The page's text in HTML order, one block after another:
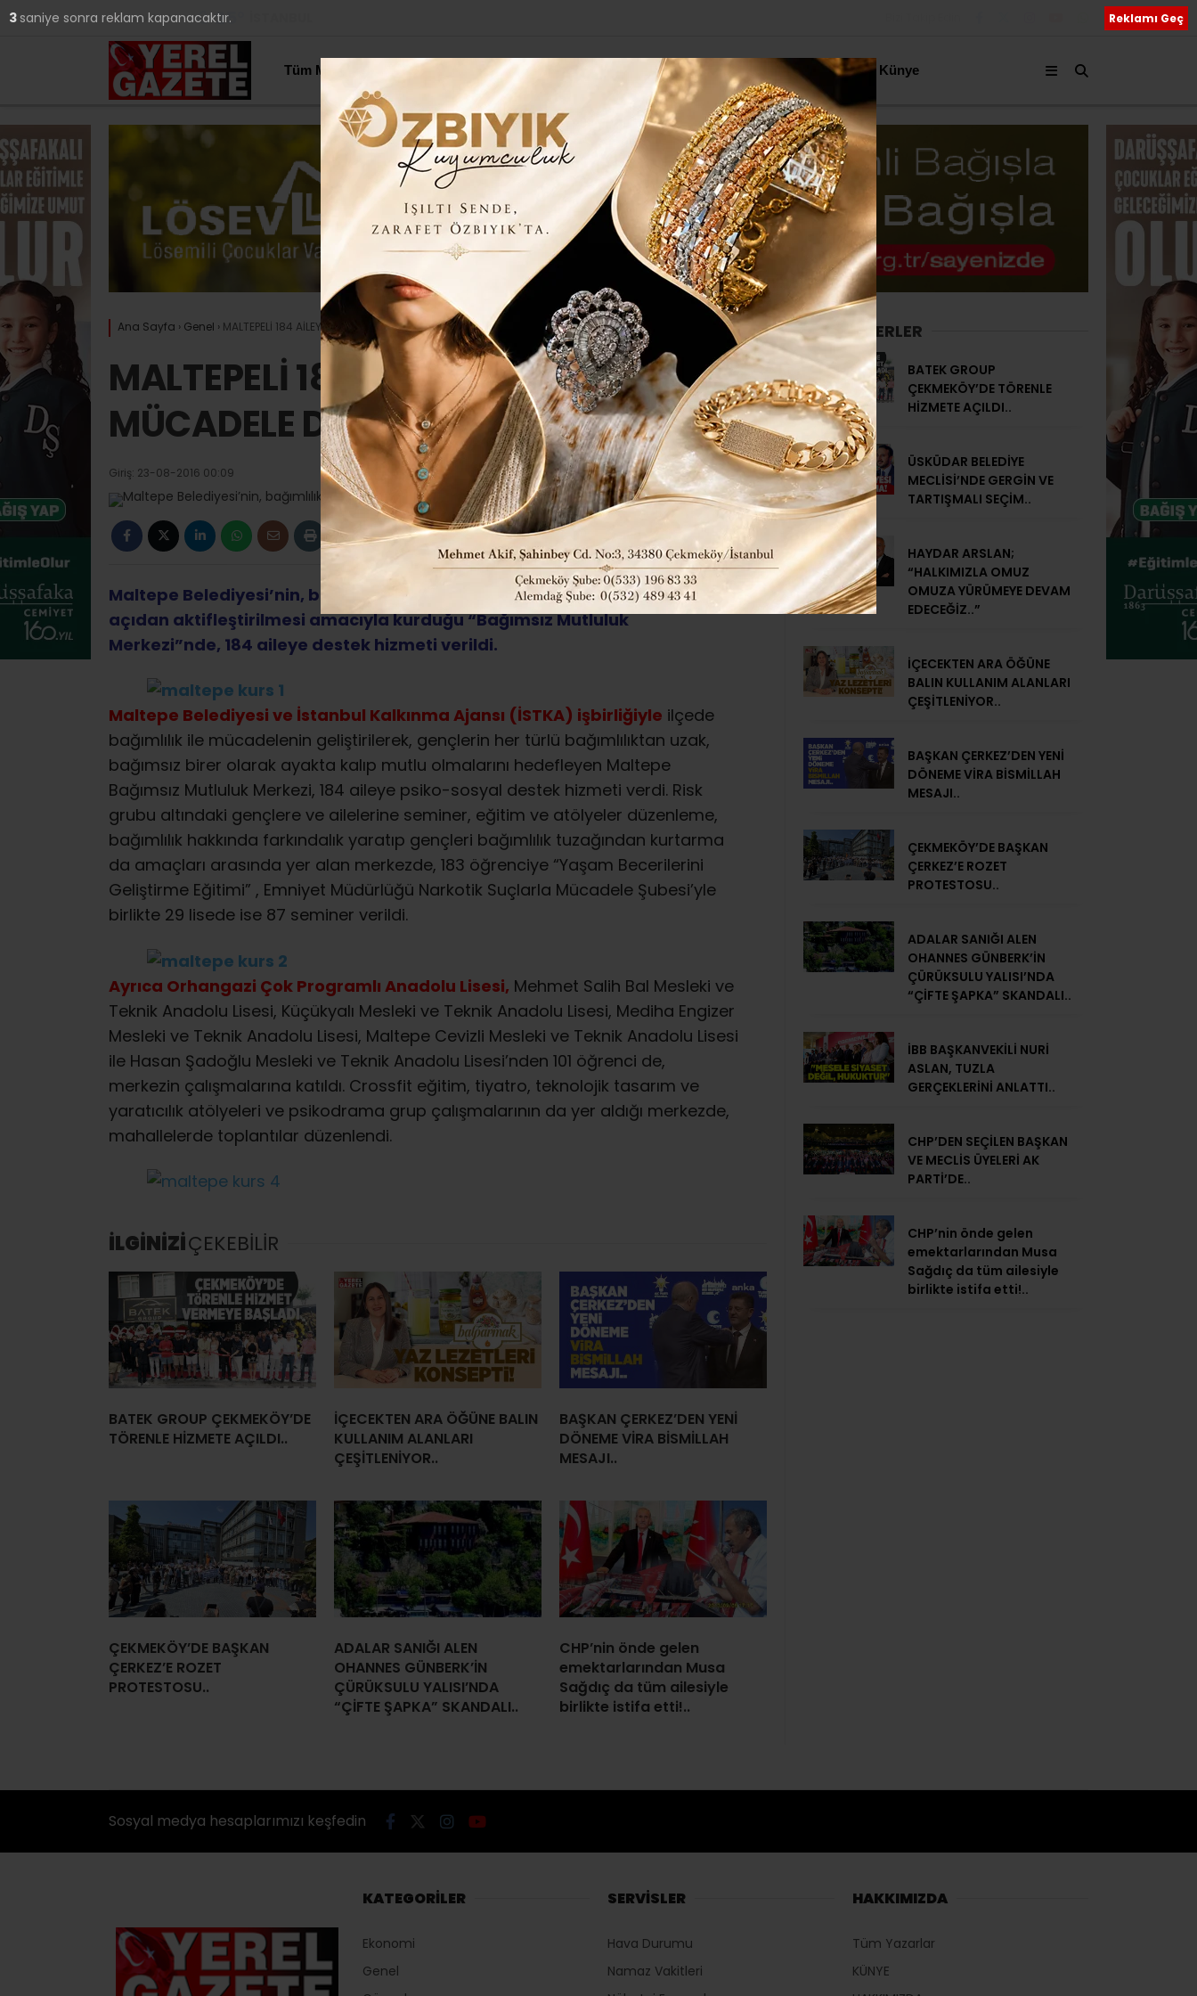
YAZARLAR 25
Tüm Manşetler Yerel Haberler Genel Siyaset Kültür Sanat Hakkımızda Künye
Ana Sayfa › Genel › MALTEPELİ 184 AİLEYE BAĞIMLILIKLA MÜCADELE DESTEĞİ
MALTEPELİ 184 AİLEYE BAĞIMLILIKLA
MÜCADELE DESTEĞİ
Giriş: 23-08-2016 00:09 311 Genel Güncel
Maltepe Belediyesi’nin, bağımlılıkla mücadele etmek ve gençlerin sosyal
açıdan aktifleştirilmesi amacıyla kurduğu “Bağımsız Mutluluk
Merkezi”nde, 184 aileye destek hizmeti verildi.
Maltepe Belediyesi ve İstanbul Kalkınma Ajansı (İSTKA) işbirliğiyle ilçede
bağımlılık ile mücadelenin geliştirilerek, gençlerin her türlü bağımlılıktan uzak,
bağımsız birer olarak ayakta kalıp mutlu olmalarını hedefleyen Maltepe
Bağımsız Mutluluk Merkezi, 184 aileye psiko-sosyal destek hizmeti verdi. Risk
grubu altındaki gençlere ve ailelerine seminer, eğitim ve atölyeler düzenleme,
bağımlılık hakkında farkındalık yaratıp gençleri bağımlılık tuzağından kurtarma
da amaçları arasında yer alan merkezde, 183 öğrenciye “Yaşam Becerilerini
Geliştirme Eğitimi” , Emniyet Müdürlüğü Narkotik Suçlarla Mücadele Şubesi’yle
birlikte 29 lisede ise 87 seminer verildi.
Ayrıca Orhangazi Çok Programlı Anadolu Lisesi, Mehmet Salih Bal Mesleki ve
Teknik Anadolu Lisesi, Küçükyalı Mesleki ve Teknik Anadolu Lisesi, Mediha Engizer
Mesleki ve Teknik Anadolu Lisesi, Maltepe Cevizli Mesleki ve Teknik Anadolu Lisesi
ile Hasan Şadoğlu Mesleki ve Teknik Anadolu Lisesi’nden 101 öğrenci de,
merkezin çalışmalarına katıldı. Crossfit eğitim, tiyatro, teknolojik tasarım ve
yaratıcılık atölyeleri ve psikodrama grup çalışmalarının da yer aldığı merkezde,
mahallelerde toplantılar düzenlendi.
İLGİNİZİÇEKEBİLİR
BATEK GROUP ÇEKMEKÖY’DE
TÖRENLE HİZMETE AÇILDI..
İÇECEKTEN ARA ÖĞÜNE BALIN
KULLANIM ALANLARI
ÇEŞİTLENİYOR..
BAŞKAN ÇERKEZ’DEN YENİ
DÖNEME VİRA BİSMİLLAH
MESAJI..
ÇEKMEKÖY’DE BAŞKAN
ÇERKEZ’E ROZET
PROTESTOSU..
ADALAR SANIĞI ALEN
OHANNES GÜNBERK’İN
ÇÜRÜKSULU YALISI’NDA
“ÇİFTE ŞAPKA” SKANDALI..
CHP’nin önde gelen
emektarlarından Musa
Sağdıç da tüm ailesiyle
birlikte istifa etti!..
SON HABERLER
BATEK GROUP
ÇEKMEKÖY’DE TÖRENLE
HİZMETE AÇILDI..
ÜSKÜDAR BELEDİYE
MECLİSİ’NDE GERGİN VE
TARTIŞMALI SEÇİM..
HAYDAR ARSLAN;
“HALKIMIZLA OMUZ
OMUZA YÜRÜMEYE DEVAM
EDECEĞİZ..”
İÇECEKTEN ARA ÖĞÜNE
BALIN KULLANIM ALANLARI
ÇEŞİTLENİYOR..
BAŞKAN ÇERKEZ’DEN YENİ
DÖNEME VİRA BİSMİLLAH
MESAJI..
ÇEKMEKÖY’DE BAŞKAN
ÇERKEZ’E ROZET
PROTESTOSU..
ADALAR SANIĞI ALEN
OHANNES GÜNBERK’İN
ÇÜRÜKSULU YALISI’NDA
“ÇİFTE ŞAPKA” SKANDALI..
İBB BAŞKANVEKİLİ NURİ
ASLAN, TUZLA
GERÇEKLERİNİ ANLATTI..
CHP’DEN SEÇİLEN BAŞKAN
VE MECLİS ÜYELERİ AK
PARTİ’DE..
CHP’nin önde gelen
emektarlarından Musa
Sağdıç da tüm ailesiyle
birlikte istifa etti!..
2 saniye sonra reklam kapanacaktır. Reklamı Geç
Sosyal medya hesaplarımızı keşfedin
KATEGORİLER
Ekonomi
Genel
SERVİSLER
Hava Durumu
Namaz Vakitleri
HAKKIMIZDA
Tüm Yazarlar
KÜNYE